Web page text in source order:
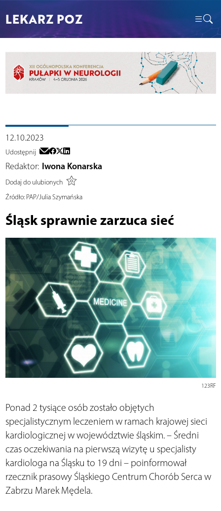
LEKARZ POZ
12.10.2023
Udostępnij
Redaktor: Iwona Konarska
Dodaj do ulubionych
Źródło:PAP/Julia Szymańska
Śląsk sprawnie zarzuca sieć
123RF
Ponad 2 tysiące osób zostało objętych
specjalistycznym leczeniem w ramach krajowej sieci
kardiologicznej w województwie śląskim. – Średni
czas oczekiwania na pierwszą wizytę u specjalisty
kardiologa na Śląsku to 19 dni – poinformował
rzecznik prasowy Śląskiego Centrum Chorób Serca w
Zabrzu Marek Mędela.